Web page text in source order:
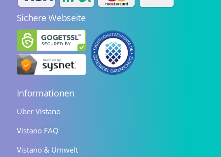
Sichere Webseite
Informationen
Über Vistano
Vistano FAQ
Vistano & Umwelt